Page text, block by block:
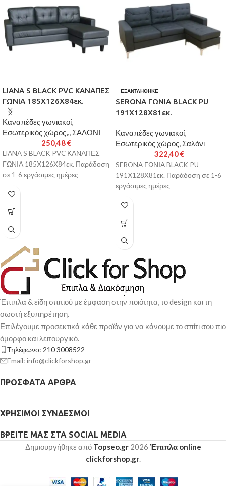
LIANA S BLACK PVC ΚΑΝΑΠΕΣ
ΓΩΝΙΑ 185Χ126X84εκ.
Καναπέδες γωνιακοί,
Εσωτερικός χώρος,,, ΣΑΛΟΝΙ
250,48€
LIANA S BLACK PVC ΚΑΝΑΠΕΣ
ΓΩΝΙΑ 185Χ126X84εκ. Παράδοση
σε 1-6 εργάσιμες ημέρες
ΕΞΑΝΤΛΉΘΗΚΕ
SERONA ΓΩΝΙΑ BLACK PU
191Χ128X81εκ.
Καναπέδες γωνιακοί,
Εσωτερικός χώρος, Σαλόνι
322,40€
SERONA ΓΩΝΙΑ BLACK PU
191Χ128X81εκ. Παράδοση σε 1-6
εργάσιμες ημέρες
Έπιπλα & είδη σπιτιού με έμφαση στην ποιότητα, το design και τη
σωστή εξυπηρέτηση.
Επιλέγουμε προσεκτικά κάθε προϊόν για να κάνουμε το σπίτι σου πιο
όμορφο και λειτουργικό.
Τηλέφωνο: 210 3008522
Email: info@clickforshop.gr
ΠΡΌΣΦΑΤΑ ΆΡΘΡΑ
ΧΡΉΣΙΜΟΙ ΣΎΝΔΕΣΜΟΙ
ΒΡΕΊΤΕ ΜΑΣ ΣΤΑ SOCIAL MEDIA
Δημιουργήθηκε από Topseo.gr2026 Έπιπλα online
clickforshop.gr.